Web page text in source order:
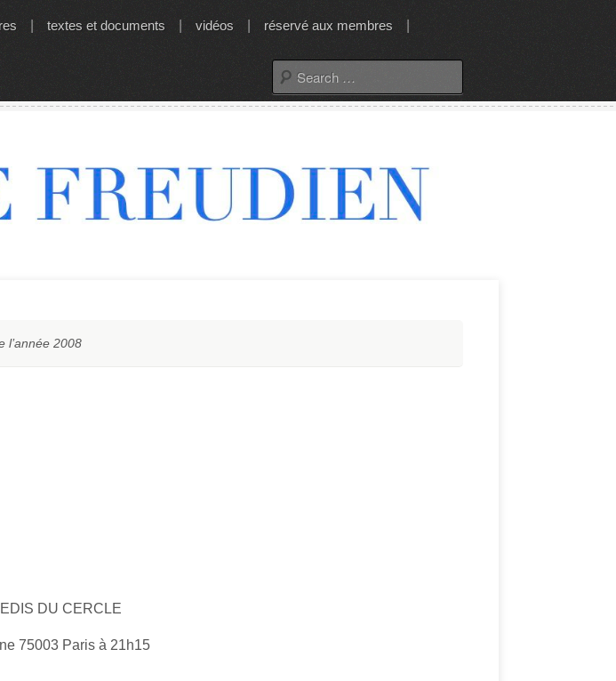
textes et documents vidéos réservé aux membres
Search
for:
l’année 2008
DU CERCLE
75003 Paris à 21h15